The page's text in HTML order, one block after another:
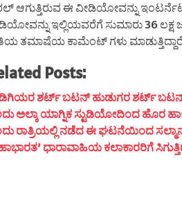
ಆಗುತ್ತಿರುವ ಈ ವೀಡಿಯೋವನ್ನು
ಇಲ್ಲಿಯವರೆಗೆ ಸುಮಾರು 36
ತಮಾಷೆಯ ಕಾಮೆಂಟ್ ಗಳು
Posts:
ಶರ್ಟ್ ಬಟನ್ ಹುಡುಗರ ಶರ್ಟ್ ಬಟನ್
ಅಲ್ಕಾ ಯಾಗ್ನಿಕ ಸ್ಟುಡಿಯೋದಿಂದ ಹೊರ
ರಾತ್ರಿಯಲ್ಲಿ ನಡೆದ ಈ ಘಟನೆಯಿಂದ
ಧಾರಾವಾಹಿಯ ಕಲಾಕಾರರಿಗೆ